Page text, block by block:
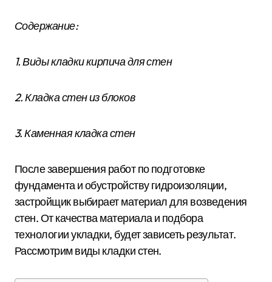
Содержание:
1. Виды кладки кирпича для стен
2. Кладка стен из блоков
3. Каменная кладка стен
После завершения работ по подготовке
фундамента и обустройству гидроизоляции,
застройщик выбирает материал для возведения
стен. От качества материала и подбора
технологии укладки, будет зависеть результат.
Рассмотрим виды кладки стен.